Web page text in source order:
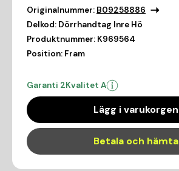
Originalnummer: B09258886
Delkod: Dörrhandtag Inre Hö
Produktnummer: K969564
Position: Fram
Garanti 2Kvalitet A
Lägg i varukorgen
Betala och hämta